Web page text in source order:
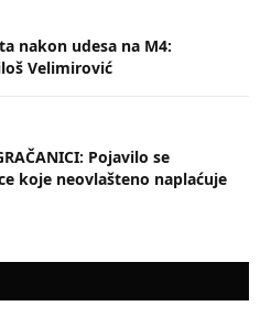
nakon udesa na M4:
Velimirović
Pojavilo se
koje neovlašteno naplaćuje